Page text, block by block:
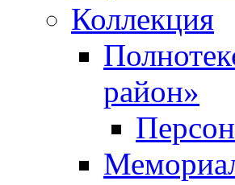
Коллекция
район»